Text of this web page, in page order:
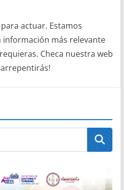
actuar. Estamos
información más relevante
Checa nuestra web
arrepentirás!